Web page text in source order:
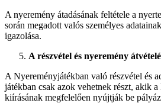
A nyeremény átadásának feltétele a
során megadott valós személyes
igazolása.
A részvétel és nyeremény
A Nyereményjátékban való részvétel és
játékban csak azok vehetnek részt, akik
kiírásának megfelelően nyújtják be